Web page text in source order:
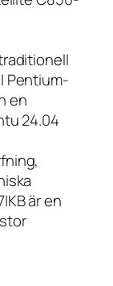
Pentium-
en
24.04
är en